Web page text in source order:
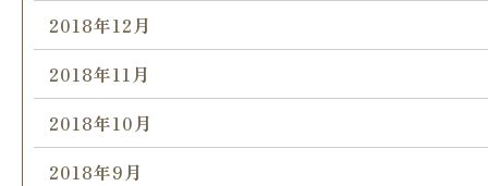
2018年12月
2018年11月
2018年10月
2018年9月